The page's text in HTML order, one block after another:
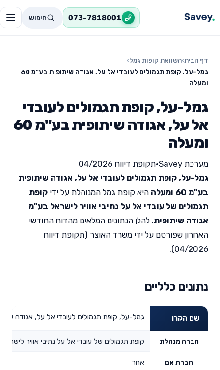
073-7818001 חיפוש
דף הבית›השוואת קופות גמל›
גמל-על, קופת תגמולים לעובדי אל על, אגודה שיתופית בע"מ 60
ומעלה
גמל-על, קופת תגמולים לעובדי
אל על, אגודה שיתופית בע"מ 60
ומעלה
מערכת Savey •תקופת דיווח 04/2026
גמל-על, קופת תגמולים לעובדי אל על, אגודה שיתופית
בע"מ 60 ומעלה
היא קופת גמל המנוהלת על ידי קופת
תגמולים של עובדי אל על נתיבי אוויר לישראל בע"מ
אגודה שיתופית. להלן הנתונים המלאים מהדוח החודשי
האחרון שפורסם על ידי משרד האוצר (תקופת דיווח
04/2026).
נתונים כלליים
שם הקרן גמל-על, קופת תגמולים לעובדי אל על, אגודה שיתופית
חברה מנהלת קופת תגמולים של עובדי אל על נתיבי אוויר
חברת אם אחר